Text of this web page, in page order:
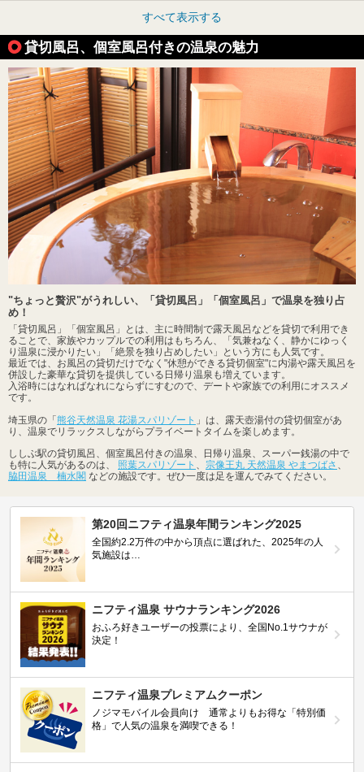
すべて表示する
貸切風呂、個室風呂付きの温泉の魅力
"ちょっと贅沢"がうれしい、「貸切風呂」「個室風呂」で温泉を独り占
め！
「貸切風呂」「個室風呂」とは、主に時間制で露天風呂などを貸切で利用でき
ることで、家族やカップルでの利用はもちろん、「気兼ねなく、静かにゆっく
り温泉に浸かりたい」「絶景を独り占めしたい」という方にも人気です。
最近では、お風呂の貸切だけでなく"休憩ができる貸切個室"に内湯や露天風呂を
併設した豪華な貸切を提供している日帰り温泉も増えています。
入浴時にはなればなれにならずにすむので、デートや家族での利用にオススメ
です。
埼玉県の「 熊谷天然温泉 花湯スパリゾート 」は、露天壺湯付の貸切個室があ
り、温泉でリラックスしながらプライベートタイムを楽しめます。
ししぶ駅の貸切風呂、個室風呂付きの温泉、日帰り温泉、スーパー銭湯の中で
も特に人気があるのは、 照葉スパリゾート 、 宗像王丸 天然温泉 やまつばさ 、
脇田温泉 楠水閣 などの施設です。ぜひ一度は足を運んでみてください。
第20回ニフティ温泉年間ランキング2025
全国約2.2万件の中から頂点に選ばれた、2025年の人
気施設は…
ニフティ温泉 サウナランキング2026
おふろ好きユーザーの投票により、全国No.1サウナが
決定！
ニフティ温泉プレミアムクーポン
ノジマモバイル会員向け 通常よりもお得な「特別価
格」で人気の温泉を満喫できる！